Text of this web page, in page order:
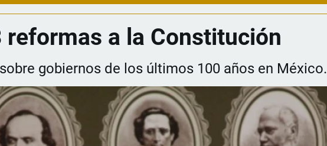
reformas a la Constitución
gobiernos de los últimos 100 años en México.